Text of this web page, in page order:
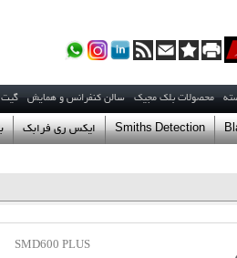
محصولات بلک مجیک سالن کنفرانس و همایش
مدیر عامل
Smiths Detection ایکس ری فرابک
SMD600 PLUS